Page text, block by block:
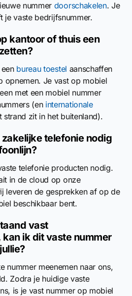
nummer doorschakelen. Je
je vaste bedrijfsnummer.
kantoor of thuis een
bureau toestel aanschaffen
opnemen. Je vast op mobiel
met een mobiel nummer
(en internationale
zit in het buitenland).
telefonie nodig
telefonie producten nodig.
in de cloud op onze
leveren de gesprekken af op de
beschikbaar bent.
vast
ik dit vaste nummer
nummer meenemen naar ons,
Zodra je huidige vaste
is je vast nummer op mobiel